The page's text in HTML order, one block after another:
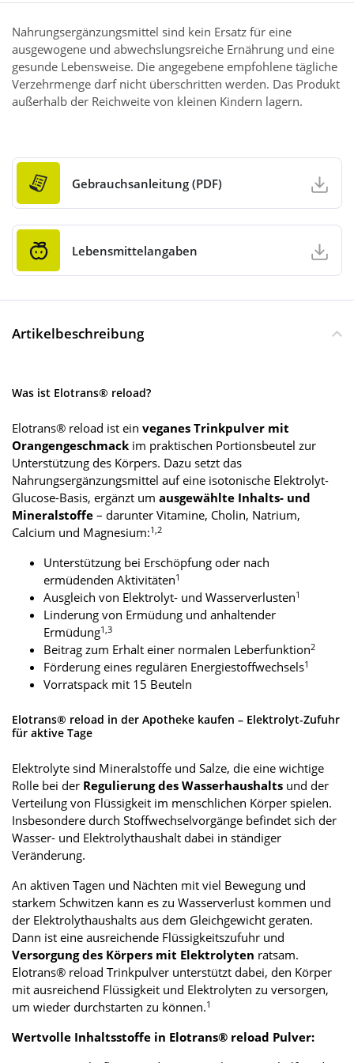
Nahrungsergänzungsmittel sind kein Ersatz für eine
ausgewogene und abwechslungsreiche Ernährung und eine
gesunde Lebensweise. Die angegebene empfohlene tägliche
Verzehrmenge darf nicht überschritten werden. Das Produkt
außerhalb der Reichweite von kleinen Kindern lagern.
Gebrauchsanleitung (PDF)
Lebensmittelangaben
Artikelbeschreibung
Was ist Elotrans® reload?
Elotrans® reload ist ein veganes Trinkpulver mit
Orangengeschmack im praktischen Portionsbeutel zur
Unterstützung des Körpers. Dazu setzt das
Nahrungsergänzungsmittel auf eine isotonische Elektrolyt-
Glucose-Basis, ergänzt um ausgewählte Inhalts- und
Mineralstoffe – darunter Vitamine, Cholin, Natrium,
Calcium und Magnesium:1,2
Unterstützung bei Erschöpfung oder nach
ermüdenden Aktivitäten1
Ausgleich von Elektrolyt- und Wasserverlusten1
Linderung von Ermüdung und anhaltender
Ermüdung1,3
Beitrag zum Erhalt einer normalen Leberfunktion2
Förderung eines regulären Energiestoffwechsels1
Vorratspack mit 15 Beuteln
Elotrans® reload in der Apotheke kaufen – Elektrolyt-Zufuhr
für aktive Tage
Elektrolyte sind Mineralstoffe und Salze, die eine wichtige
Rolle bei der Regulierung des Wasserhaushalts und der
Verteilung von Flüssigkeit im menschlichen Körper spielen.
Insbesondere durch Stoffwechselvorgänge befindet sich der
Wasser- und Elektrolythaushalt dabei in ständiger
Veränderung.
An aktiven Tagen und Nächten mit viel Bewegung und
starkem Schwitzen kann es zu Wasserverlust kommen und
der Elektrolythaushalts aus dem Gleichgewicht geraten.
Dann ist eine ausreichende Flüssigkeitszufuhr und
Versorgung des Körpers mit Elektrolyten ratsam.
Elotrans® reload Trinkpulver unterstützt dabei, den Körper
mit ausreichend Flüssigkeit und Elektrolyten zu versorgen,
um wieder durchstarten zu können.1
Wertvolle Inhaltsstoffe in Elotrans® reload Pulver: